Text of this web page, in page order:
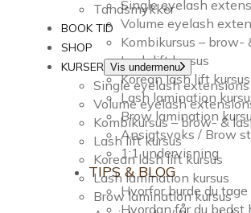
Single eyelash
Volume eyelash
Kombikursus –
Lash lift kursus
Korean lash lift kursus
Lash lamination
Brow lamination
Ansigtsvoks / Brow
1:1 undervisning
TIPS & BLOG
Hvorfor burde du
Hvordan får du
Tandsmykker
BOOK TID
SHOP
KURSER Vis undermenu
Single eyelash extensions
Volume eyelash
Kombikursus – brow- &
Lash lift kursus
Korean lash lift kursus
Lash lamination kursus
Brow lamination kursus